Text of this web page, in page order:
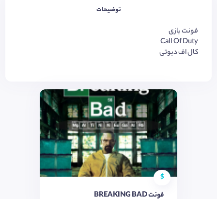
توضیحات
فونت بازی
Call Of Duty
کال اف دیوتی
$
فونت BREAKING BAD